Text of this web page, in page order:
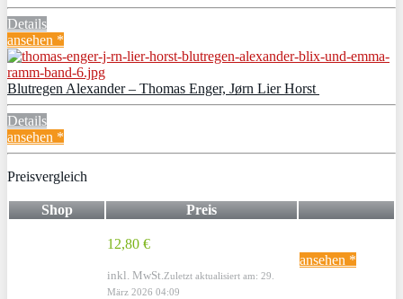
Details
ansehen *
Blutregen Alexander – Thomas Enger, Jørn Lier Horst
Details
ansehen *
Preisvergleich
Shop Preis
12,80 €
inkl. MwSt.Zuletzt aktualisiert am: 29.
März 2026 04:09
ansehen *